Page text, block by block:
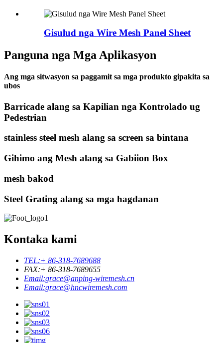
Gisulud nga Wire Mesh Panel Sheet
Panguna nga Mga Aplikasyon
Ang mga sitwasyon sa paggamit sa mga produkto gipakita sa
ubos
Barricade alang sa Kapilian nga Kontrolado ug
Pedestrian
stainless steel mesh alang sa screen sa bintana
Gihimo ang Mesh alang sa Gabiion Box
mesh bakod
Steel Grating alang sa mga hagdanan
Kontaka kami
TEL:+ 86-318-7689688
FAX:+ 86-318-7689655
Email:grace@anping-wiremesh.cn
Email:grace@hncwiremesh.com